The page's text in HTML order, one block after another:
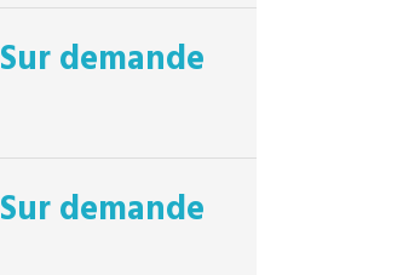
Sur demande
Sur demande